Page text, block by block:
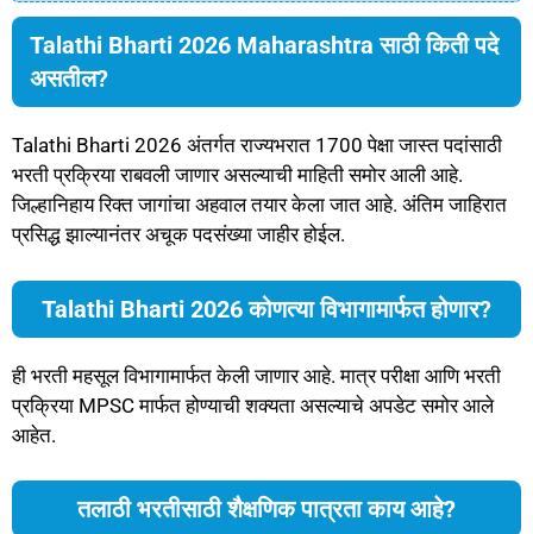
Talathi Bharti 2026 Maharashtra साठी किती पदे
असतील?
Talathi Bharti 2026 अंतर्गत राज्यभरात 1700 पेक्षा जास्त पदांसाठी
भरती प्रक्रिया राबवली जाणार असल्याची माहिती समोर आली आहे.
जिल्हानिहाय रिक्त जागांचा अहवाल तयार केला जात आहे. अंतिम जाहिरात
प्रसिद्ध झाल्यानंतर अचूक पदसंख्या जाहीर होईल.
Talathi Bharti 2026 कोणत्या विभागामार्फत होणार?
ही भरती महसूल विभागामार्फत केली जाणार आहे. मात्र परीक्षा आणि भरती
प्रक्रिया MPSC मार्फत होण्याची शक्यता असल्याचे अपडेट समोर आले
आहेत.
तलाठी भरतीसाठी शैक्षणिक पात्रता काय आहे?